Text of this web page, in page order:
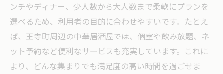
ンチやディナー、少人数から大人数まで柔軟にプランを
選べるため、利用者の目的に合わせやすいです。たとえ
ば、王寺町周辺の中華居酒屋では、個室や飲み放題、ネ
ット予約など便利なサービスも充実しています。これに
より、どんな集まりでも満足度の高い時間を過ごせま